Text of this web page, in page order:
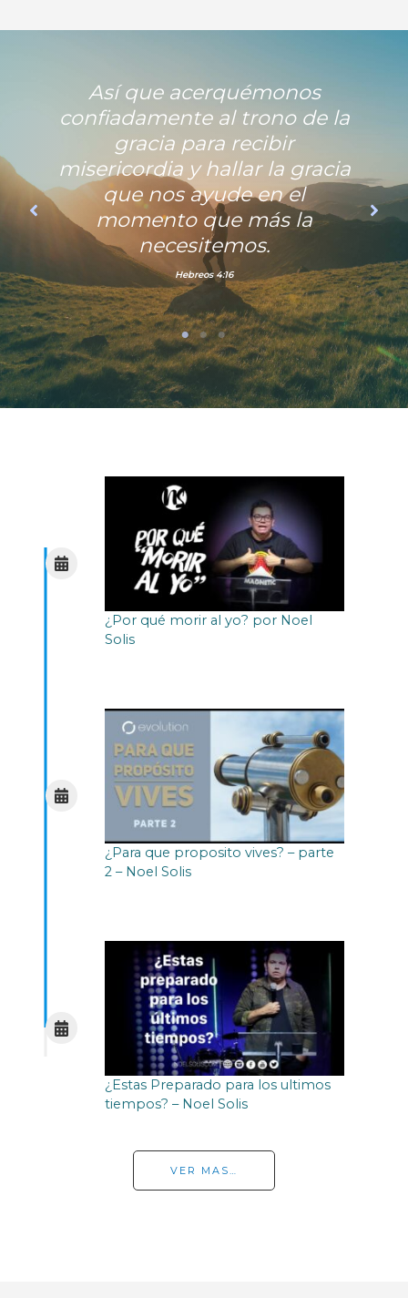
Así que acerquémonos
confiadamente al trono de la
gracia para recibir
misericordia y hallar la gracia
que nos ayude en el
momento que más la
necesitemos.
Hebreos 4:16
¿Por qué morir al yo? por Noel
Solis
¿Para que proposito vives? – parte
2 – Noel Solis
¿Estas Preparado para los ultimos
tiempos? – Noel Solis
VER MAS…